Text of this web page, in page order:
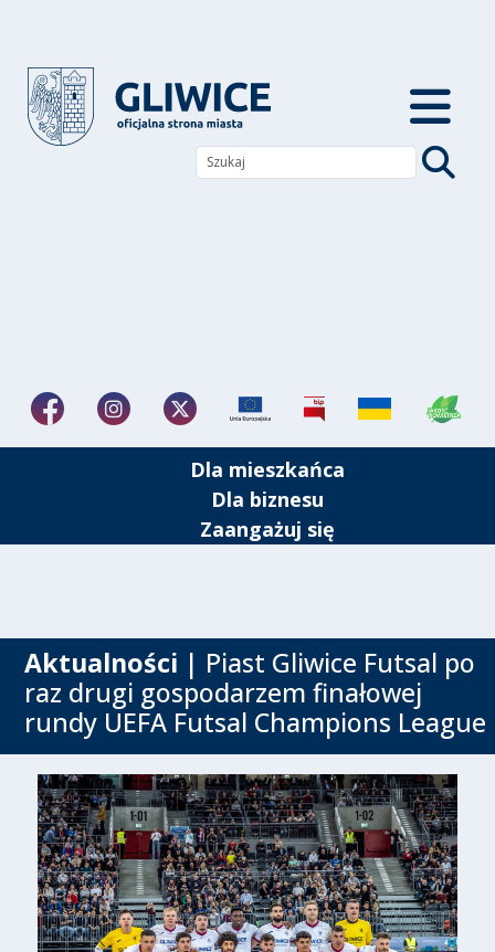
Dla mieszkańca
Dla biznesu
Zaangażuj się
Aktualności | Piast Gliwice Futsal po
raz drugi gospodarzem finałowej
rundy UEFA Futsal Champions League